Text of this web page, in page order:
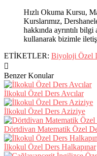
Hızlı Okuma Kursu,
Kurslarımız,
hakkında ayrıntılı
kullanarak bizimle
ETİKETLER: Biyoloji Özel
Benzer Konular
İlkokul Özel Ders Avcılar
İlkokul Özel Ders Aziziye
Dörtdivan Matematik Özel
İlkokul Özel Ders Halkapınar